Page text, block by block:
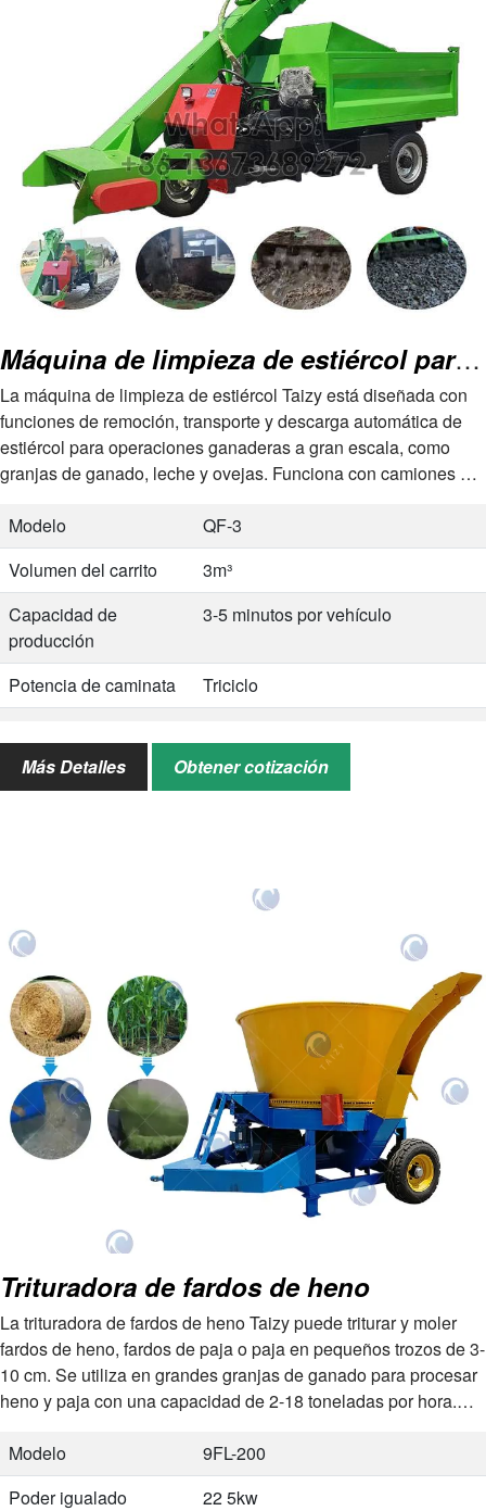
Máquina de limpieza de estiércol para granjas de ganado
La máquina de limpieza de estiércol Taizy está diseñada con
funciones de remoción, transporte y descarga automática de
estiércol para operaciones ganaderas a gran escala, como
granjas de ganado, leche y ovejas. Funciona con camiones de
eficiente el estiércol animal con un…
Modelo
QF-3
Volumen del carrito
3m³
Capacidad de
producción
3-5 minutos por vehículo
Potencia de caminata
Triciclo
Dimensión
4500*1450*2450mm
Más Detalles Obtener cotización
Trituradora de fardos de heno
La trituradora de fardos de heno Taizy puede triturar y moler
fardos de heno, fardos de paja o paja en pequeños trozos de 3-
10 cm. Se utiliza en grandes granjas de ganado para procesar
heno y paja con una capacidad de 2-18 toneladas por hora.
Modelo
9FL-200
Poder igualado
22 5kw